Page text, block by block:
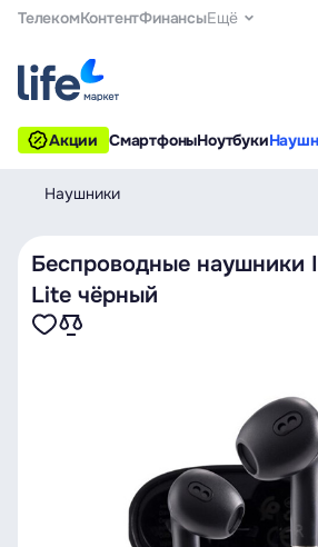
ТелекомКонтентФинансыЕщё
Акции СмартфоныНоутбуки
Наушники
Беспроводные наушники
Lite чёрный